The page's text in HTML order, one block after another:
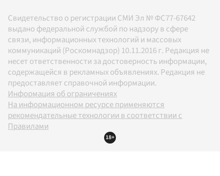
Свидетельство о регистрации СМИ Эл № ФС77-67642
выдано федеральной службой по надзору в сфере
связи, информационных технологий и массовых
коммуникаций (Роскомнадзор) 10.11.2016 г. Редакция не
несет ответственности за достоверность информации,
содержащейся в рекламных объявлениях. Редакция не
предоставляет справочной информации.
Информация об ограничениях
На информационном ресурсе применяются
рекомендательные технологии в соответствии с
Правилами
18+